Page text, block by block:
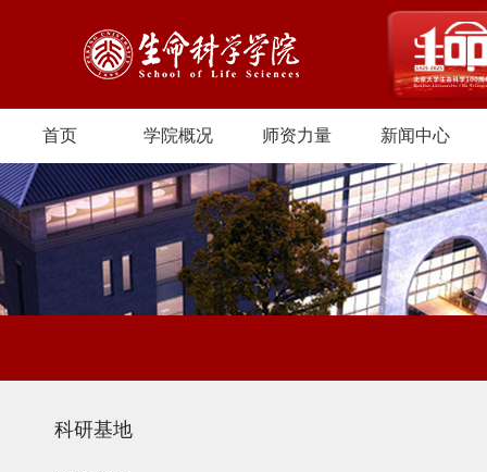
首页 学院概况 师资力量 新闻中心
科研基地